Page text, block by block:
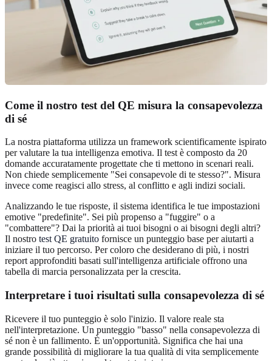
Come il nostro test del QE misura la consapevolezza
di sé
La nostra piattaforma utilizza un framework scientificamente ispirato
per valutare la tua intelligenza emotiva. Il test è composto da 20
domande accuratamente progettate che ti mettono in scenari reali.
Non chiede semplicemente "Sei consapevole di te stesso?". Misura
invece come reagisci allo stress, al conflitto e agli indizi sociali.
Analizzando le tue risposte, il sistema identifica le tue impostazioni
emotive "predefinite". Sei più propenso a "fuggire" o a
"combattere"? Dai la priorità ai tuoi bisogni o ai bisogni degli altri?
Il nostro test QE gratuito fornisce un punteggio base per aiutarti a
iniziare il tuo percorso. Per coloro che desiderano di più, i nostri
report approfonditi basati sull'intelligenza artificiale offrono una
tabella di marcia personalizzata per la crescita.
Interpretare i tuoi risultati sulla consapevolezza di sé
Ricevere il tuo punteggio è solo l'inizio. Il valore reale sta
nell'interpretazione. Un punteggio "basso" nella consapevolezza di
sé non è un fallimento. È un'opportunità. Significa che hai una
grande possibilità di migliorare la tua qualità di vita semplicemente